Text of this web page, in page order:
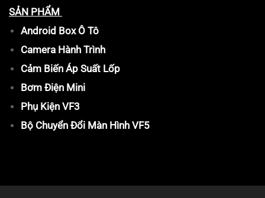
SẢN PHẨM
Android Box Ô Tô
Camera Hành Trình
Cảm Biến Áp Suất Lốp
Bơm Điện Mini
Phụ Kiện VF3
Bộ Chuyển Đổi Màn Hình VF5